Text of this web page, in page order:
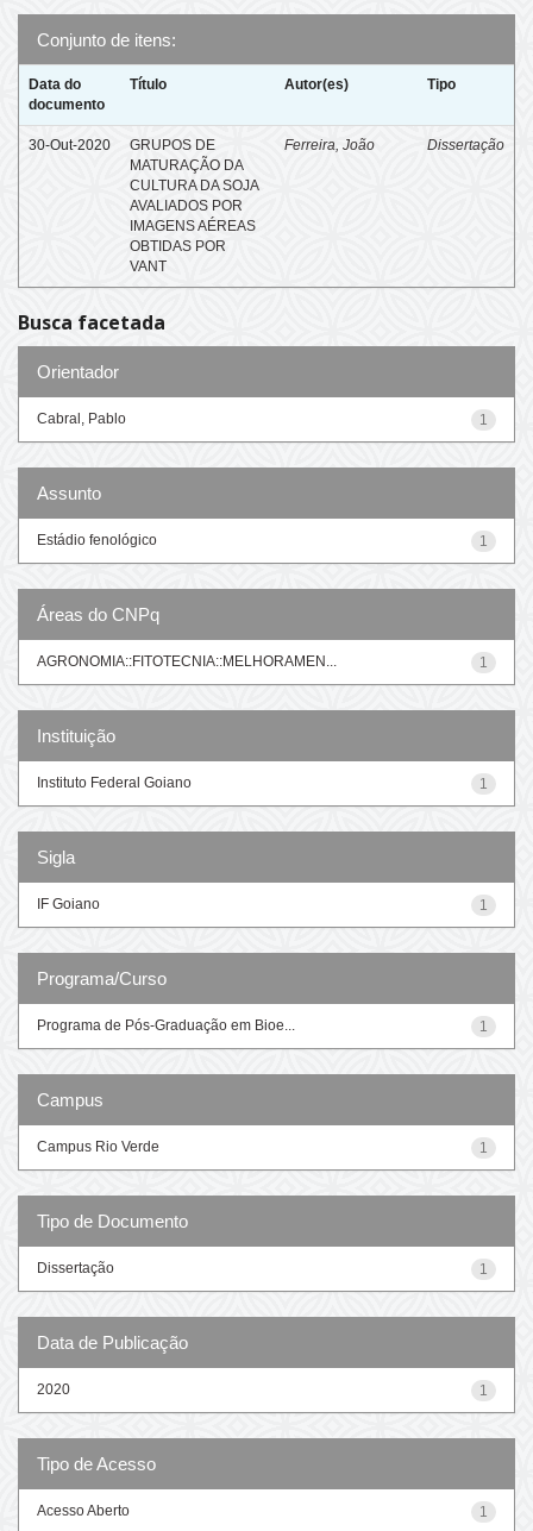
Conjunto de itens:
Data do
documento
Título Autor(es) Tipo
30-Out-2020
GRUPOS DE
MATURAÇÃO DA
CULTURA DA SOJA
AVALIADOS POR
IMAGENS AÉREAS
OBTIDAS POR
VANT
Ferreira, João Dissertação
Busca facetada
Orientador
1
Cabral, Pablo
Assunto
1
Estádio fenológico
Áreas do CNPq
1
AGRONOMIA::FITOTECNIA::MELHORAMEN...
Instituição
1
Instituto Federal Goiano
Sigla
1
IF Goiano
Programa/Curso
1
Programa de Pós-Graduação em Bioe...
Campus
1
Campus Rio Verde
Tipo de Documento
1
Dissertação
Data de Publicação
1
2020
Tipo de Acesso
1
Acesso Aberto